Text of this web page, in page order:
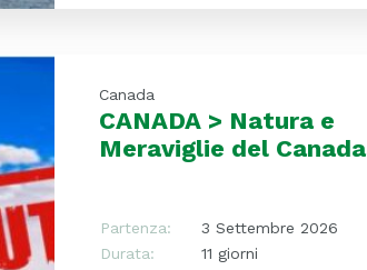
Canada
CANADA > Natura e
Meraviglie del Canada
Partenza:
3 Settembre 2026
Durata:
11 giorni